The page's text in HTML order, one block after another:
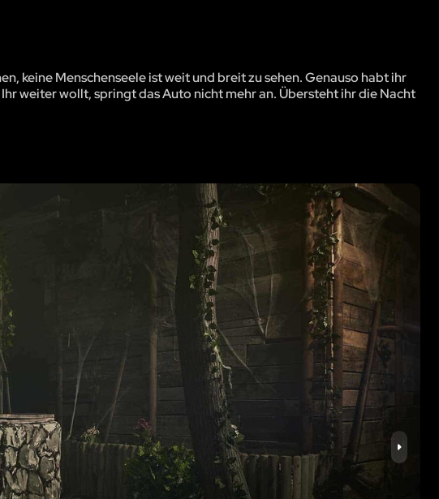
keine Menschenseele ist weit und breit zu sehen. Genauso habt ihr
weiter wollt, springt das Auto nicht mehr an. Übersteht ihr die Nacht